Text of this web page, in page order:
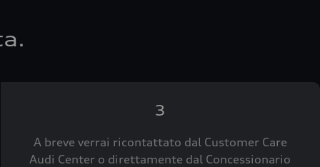
3
A breve verrai ricontattato dal Customer Care
Audi Center o direttamente dal Concessionario